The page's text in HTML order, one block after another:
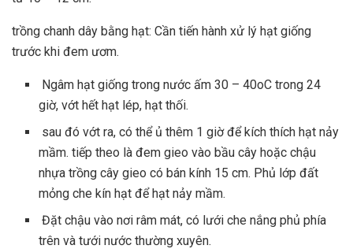
trồng chanh dây bằng hạt: Cần tiến hành xử lý hạt giống
trước khi đem ươm.
Ngâm hạt giống trong nước ấm 30 – 40oC trong 24
giờ, vớt hết hạt lép, hạt thối.
sau đó vớt ra, có thể ủ thêm 1 giờ để kích thích hạt nảy
mầm. tiếp theo là đem gieo vào bầu cây hoặc chậu
nhựa trồng cây gieo có bán kính 15 cm. Phủ lớp đất
mỏng che kín hạt để hạt nảy mầm.
Đặt chậu vào nơi râm mát, có lưới che nắng phủ phía
trên và tưới nước thường xuyên.